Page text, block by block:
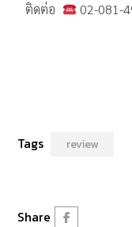
ติดต่อ
02-081-
Tags review
Share